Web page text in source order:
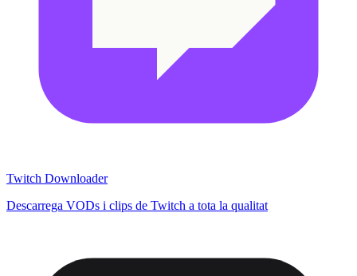
Twitch Downloader
Descarrega VODs i clips de Twitch a tota la qualitat